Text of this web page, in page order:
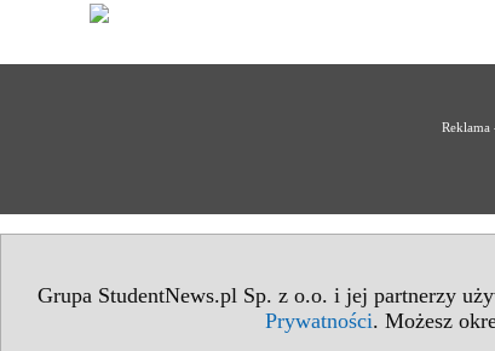
Grupa StudentNews.pl Sp. z o.o. i jej partnerzy
Prywatności. Możesz
Reklama